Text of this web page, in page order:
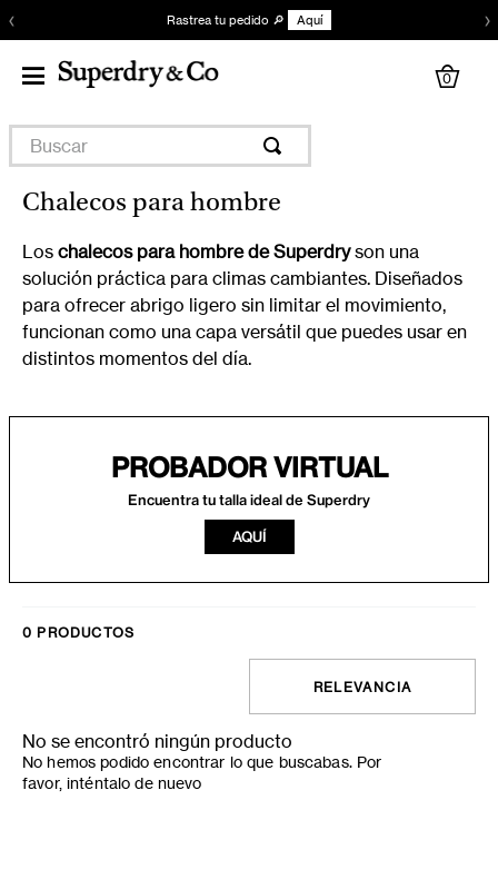
‹ Rastrea tu pedido 🔎 Aquí ›
0
Buscar
Chalecos para hombre
Los chalecos para hombre de Superdryson una
solución práctica para climas cambiantes. Diseñados
para ofrecer abrigo ligero sin limitar el movimiento,
funcionan como una capa versátil que puedes usar en
distintos momentos del día.
PROBADOR VIRTUAL
Encuentra tu talla ideal de Superdry
AQUÍ
0 PRODUCTOS
RELEVANCIA
No se encontró ningún producto
No hemos podido encontrar lo que buscabas. Por
favor, inténtalo de nuevo